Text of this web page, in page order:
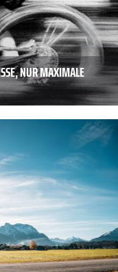
NUR MAXIMALE